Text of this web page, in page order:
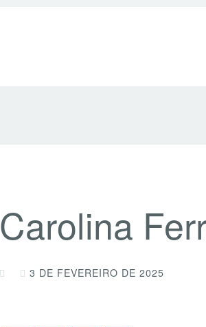
Carolina
3 DE FEVEREIRO DE 2025